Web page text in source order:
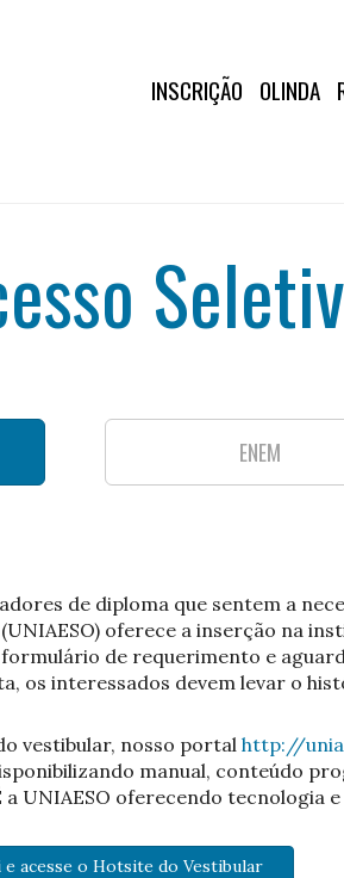
INSCRIÇÃO OLINDA
ENEM
de diploma que sentem a
oferece a inserção na
de requerimento e
os interessados devem levar o
vestibular, nosso portalhttp://
manual, conteúdo
a UNIAESO oferecendo tecnologia
e acesse o Hotsite do Vestibular